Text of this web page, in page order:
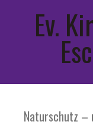
Ev.
Naturschutz –